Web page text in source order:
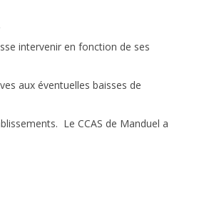
intervenir en fonction de ses
aux éventuelles baisses de
Le CCAS de Manduel a